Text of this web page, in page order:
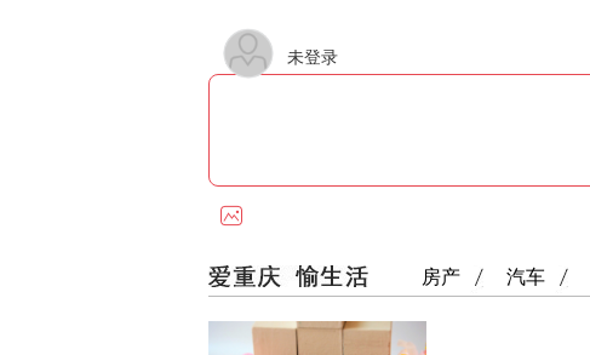
未登录
房产 汽车